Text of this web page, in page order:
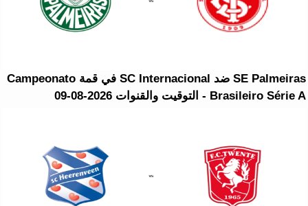
SE Palmeiras ضد SC Internacional في قمة Campeonato
Brasileiro Série A - التوقيت والقنوات 2026-08-09